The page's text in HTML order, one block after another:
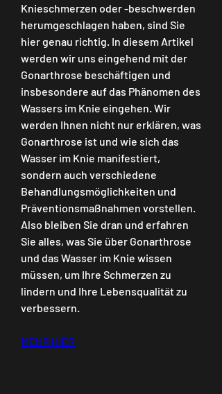
Knieschmerzen oder -beschwerden
herumgeschlagen haben, sind Sie
hier genau richtig. In diesem Artikel
werden wir uns eingehend mit der
Gonarthrose beschäftigen und
insbesondere auf das Phänomen des
Wassers im Knie eingehen. Wir
werden Ihnen nicht nur erklären, was
Gonarthrose ist und wie sich das
Wasser im Knie manifestiert,
sondern auch verschiedene
Behandlungsmöglichkeiten und
Präventionsmaßnahmen vorstellen.
Also bleiben Sie dran und erfahren
Sie alles, was Sie über Gonarthrose
und das Wasser im Knie wissen
müssen, um Ihre Schmerzen zu
lindern und Ihre Lebensqualität zu
verbessern.
MEHR HIER